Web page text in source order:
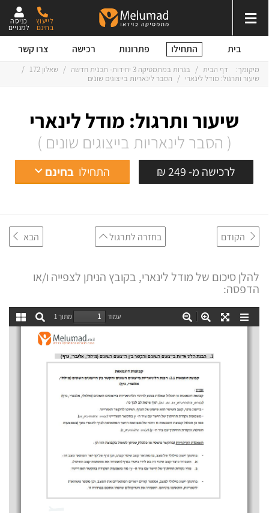
כניסה
למנויים
לייעוץ
בחינם
בית התחילו פתרונות רכישה צרו קשר
שיעור ותרגול: מודל לינארי
( הסבר לינאריות בייצוגים שונים )
לרכישה מ- 249 ₪ התחילו בחינם
מיקומך: דף הבית / בגרות במתמטיקה 3 יחידות- תכנית חדשה / שאלון 172
/
שיעור ותרגול: מודל לינארי / הסבר לינאריות בייצוגים שונים
הקודם בחזרה לתרגול הבא
להלן סיכום של מודל לינארי, בקובץ הניתן לצפייה ו/או
הדפסה: